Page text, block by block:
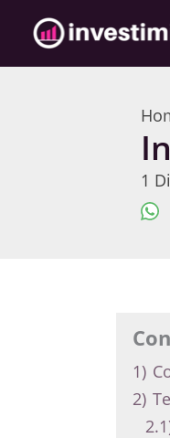
contenuto
1
1)
2)